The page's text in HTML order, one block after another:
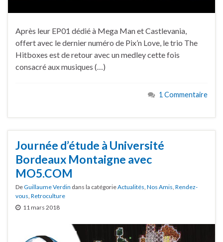
Après leur EP01 dédié à Mega Man et Castlevania,
offert avec le dernier numéro de Pix’n Love, le trio The
Hitboxes est de retour avec un medley cette fois
consacré aux musiques (…)
1 Commentaire
Journée d’étude à Université
Bordeaux Montaigne avec
MO5.COM
DeGuillaume Verdin dans la catégorieActualités Nos Amis Rendez-
vous Retroculture
11 mars 2018